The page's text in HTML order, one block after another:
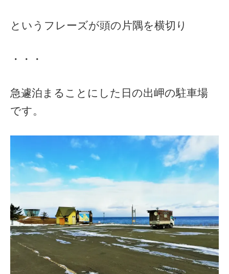
というフレーズが頭の片隅を横切り
・・・
急遽泊まることにした日の出岬の駐車場
です。